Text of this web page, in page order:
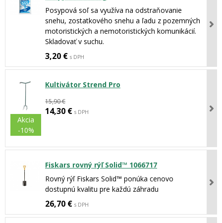
Posypová soľ sa využíva na odstraňovanie
snehu, zostatkového snehu a ľadu z pozemných
motoristických a nemotoristických komunikácií.
Skladovať v suchu.
3,20 € s DPH
Akcia
-10%
Kultivátor Strend Pro
15,90 €
14,30 € s DPH
Fiskars rovný rýľ Solid™ 1066717
Rovný rýľ Fiskars Solid™ ponúka cenovo
dostupnú kvalitu pre každú záhradu
26,70 € s DPH